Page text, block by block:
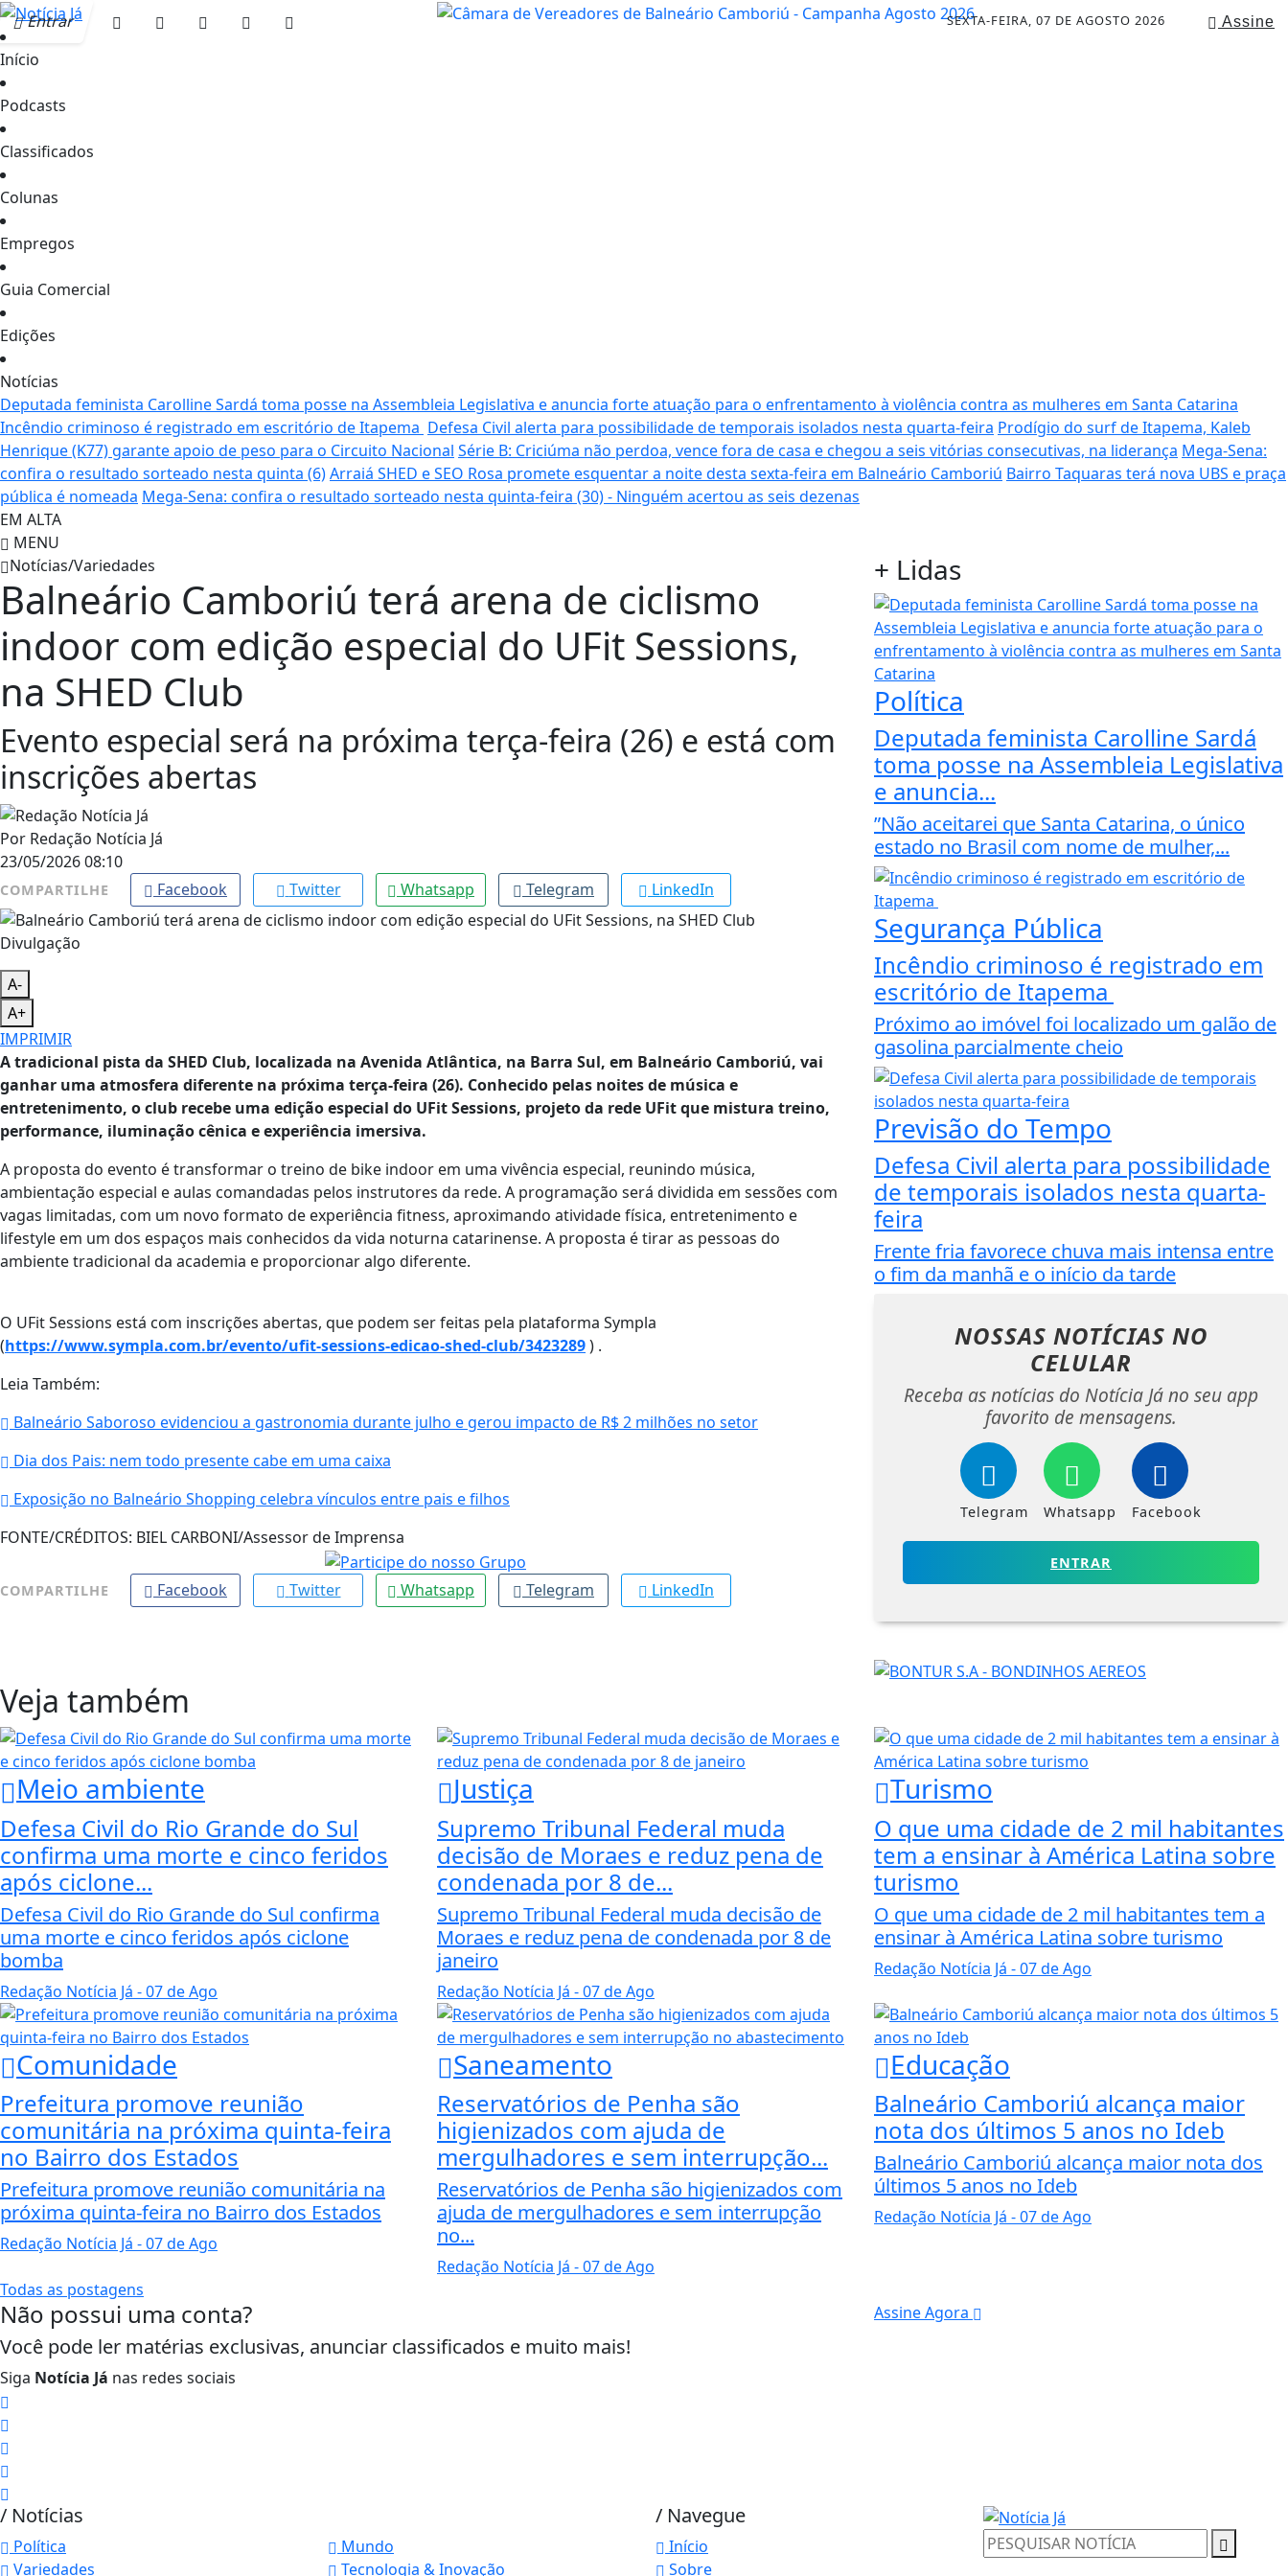
Entrar Assine
SEXTA-FEIRA, 07 DE AGOSTO 2026
Início
Podcasts
Classificados
Colunas
Empregos
Guia Comercial
Edições
Notícias
Deputada feminista Carolline Sardá toma posse na Assembleia Legislativa e anuncia forte atuação para o enfrentamento à violência contra as mulheres em Santa Catarina
Incêndio criminoso é registrado em escritório de Itapema Defesa Civil alerta para possibilidade de temporais isolados nesta quarta-feira Prodígio do surf de Itapema, Kaleb
Henrique (K77) garante apoio de peso para o Circuito Nacional Série B: Criciúma não perdoa, vence fora de casa e chegou a seis vitórias consecutivas, na liderança Mega-Sena:
confira o resultado sorteado nesta quinta (6)Arraiá SHED e SEO Rosa promete esquentar a noite desta sexta-feira em Balneário Camboriú Bairro Taquaras terá nova UBS e praça
pública é nomeada Mega-Sena: confira o resultado sorteado nesta quinta-feira (30) - Ninguém acertou as seis dezenas
EM ALTA
MENU
Notícias/Variedades
Balneário Camboriú terá arena de ciclismo
indoor com edição especial do UFit Sessions,
na SHED Club
Evento especial será na próxima terça-feira (26) e está com
inscrições abertas
Por Redação Notícia Já
23/05/2026 08:10
COMPARTILHE Facebook Twitter Whatsapp Telegram LinkedIn
Divulgação
A-
A+
IMPRIMIR
A tradicional pista da SHED Club, localizada na Avenida Atlântica, na Barra Sul, em Balneário Camboriú, vai
ganhar uma atmosfera diferente na próxima terça-feira (26). Conhecido pelas noites de música e
entretenimento, o club recebe uma edição especial do UFit Sessions, projeto da rede UFit que mistura treino,
performance, iluminação cênica e experiência imersiva.
A proposta do evento é transformar o treino de bike indoor em uma vivência especial, reunindo música,
ambientação especial e aulas comandadas pelos instrutores da rede. A programação será dividida em sessões com
vagas limitadas, com um novo formato de experiência fitness, aproximando atividade física, entretenimento e
lifestyle em um dos espaços mais conhecidos da vida noturna catarinense. A proposta é tirar as pessoas do
ambiente tradicional da academia e proporcionar algo diferente.
O UFit Sessions está com inscrições abertas, que podem ser feitas pela plataforma Sympla
(https://www.sympla.com.br/evento/ufit-sessions-edicao-shed-club/3423289) .
Leia Também:
Balneário Saboroso evidenciou a gastronomia durante julho e gerou impacto de R$ 2 milhões no setor
Dia dos Pais: nem todo presente cabe em uma caixa
Exposição no Balneário Shopping celebra vínculos entre pais e filhos
FONTE/CRÉDITOS: BIEL CARBONI/Assessor de Imprensa
COMPARTILHE Facebook Twitter Whatsapp Telegram LinkedIn
+ Lidas
Política
Deputada feminista Carolline Sardá
toma posse na Assembleia Legislativa
e anuncia...
”Não aceitarei que Santa Catarina, o único
estado no Brasil com nome de mulher,...
Segurança Pública
Incêndio criminoso é registrado em
escritório de Itapema
Próximo ao imóvel foi localizado um galão de
gasolina parcialmente cheio
Previsão do Tempo
Defesa Civil alerta para possibilidade
de temporais isolados nesta quarta-
feira
Frente fria favorece chuva mais intensa entre
o fim da manhã e o início da tarde
NOSSAS NOTÍCIAS NO
CELULAR
Receba as notícias do Notícia Já no seu app
favorito de mensagens.
Telegram Whatsapp Facebook
ENTRAR
Veja também
Meio ambiente
Defesa Civil do Rio Grande do Sul
confirma uma morte e cinco feridos
após ciclone...
Defesa Civil do Rio Grande do Sul confirma
uma morte e cinco feridos após ciclone
bomba
Redação Notícia Já - 07 de Ago
Justiça
Supremo Tribunal Federal muda
decisão de Moraes e reduz pena de
condenada por 8 de...
Supremo Tribunal Federal muda decisão de
Moraes e reduz pena de condenada por 8 de
janeiro
Redação Notícia Já - 07 de Ago
Turismo
O que uma cidade de 2 mil habitantes
tem a ensinar à América Latina sobre
turismo
O que uma cidade de 2 mil habitantes tem a
ensinar à América Latina sobre turismo
Redação Notícia Já - 07 de Ago
Comunidade
Prefeitura promove reunião
comunitária na próxima quinta-feira
no Bairro dos Estados
Prefeitura promove reunião comunitária na
próxima quinta-feira no Bairro dos Estados
Redação Notícia Já - 07 de Ago
Saneamento
Reservatórios de Penha são
higienizados com ajuda de
mergulhadores e sem interrupção...
Reservatórios de Penha são higienizados com
ajuda de mergulhadores e sem interrupção
no...
Redação Notícia Já - 07 de Ago
Educação
Balneário Camboriú alcança maior
nota dos últimos 5 anos no Ideb
Balneário Camboriú alcança maior nota dos
últimos 5 anos no Ideb
Redação Notícia Já - 07 de Ago
Todas as postagens
Não possui uma conta?
Você pode ler matérias exclusivas, anunciar classificados e muito mais!
Assine Agora
Siga Notícia Já nas redes sociais
/ Notícias
Política
Mundo
Variedades
Tecnologia & Inovação
/ Navegue
Início
Sobre